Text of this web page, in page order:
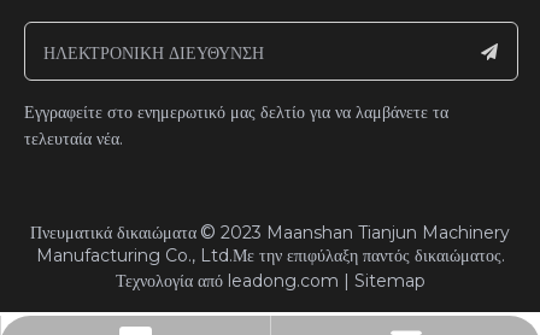
Εγγραφείτε στο ενημερωτικό μας δελτίο για να λαμβάνετε τα
τελευταία νέα.
Πνευματικά δικαιώματα© 2023 Maanshan Tianjun Machinery
Manufacturing Co., Ltd.Με την επιφύλαξη παντός δικαιώματος.​​​​
Τεχνολογία από leadong.com | Sitemap